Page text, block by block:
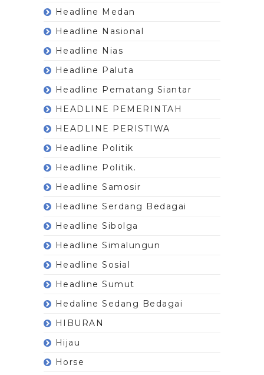
Headline Medan
Headline Nasional
Headline Nias
Headline Paluta
Headline Pematang Siantar
HEADLINE PEMERINTAH
HEADLINE PERISTIWA
Headline Politik
Headline Politik.
Headline Samosir
Headline Serdang Bedagai
Headline Sibolga
Headline Simalungun
Headline Sosial
Headline Sumut
Hedaline Sedang Bedagai
HIBURAN
Hijau
Horse